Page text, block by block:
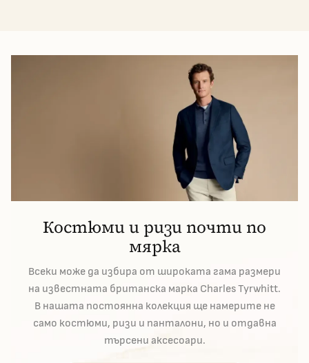
Костюми и ризи почти по
мярка
Всеки може да избира от широката гама размери
на известната британска марка Charles Tyrwhitt.
В нашата постоянна колекция ще намерите не
само костюми, ризи и панталони, но и отдавна
търсени аксесоари.